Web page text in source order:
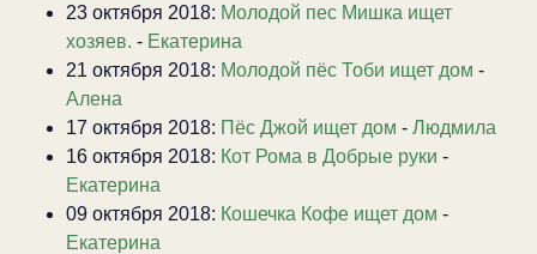
23 октября 2018: Молодой пес Мишка ищет
хозяев. - Екатерина
21 октября 2018: Молодой пёс Тоби ищет дом -
Алена
17 октября 2018: Пёс Джой ищет дом - Людмила
16 октября 2018: Кот Рома в Добрые руки -
Екатерина
09 октября 2018: Кошечка Кофе ищет дом -
Екатерина